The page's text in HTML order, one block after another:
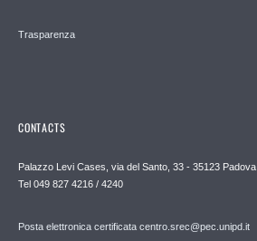
Trasparenza
CONTACTS
Palazzo Levi Cases, via del Santo, 33 - 35123 Padova
Tel 049 827 4216 / 4240
Posta elettronica certificata centro.srec@pec.unipd.it